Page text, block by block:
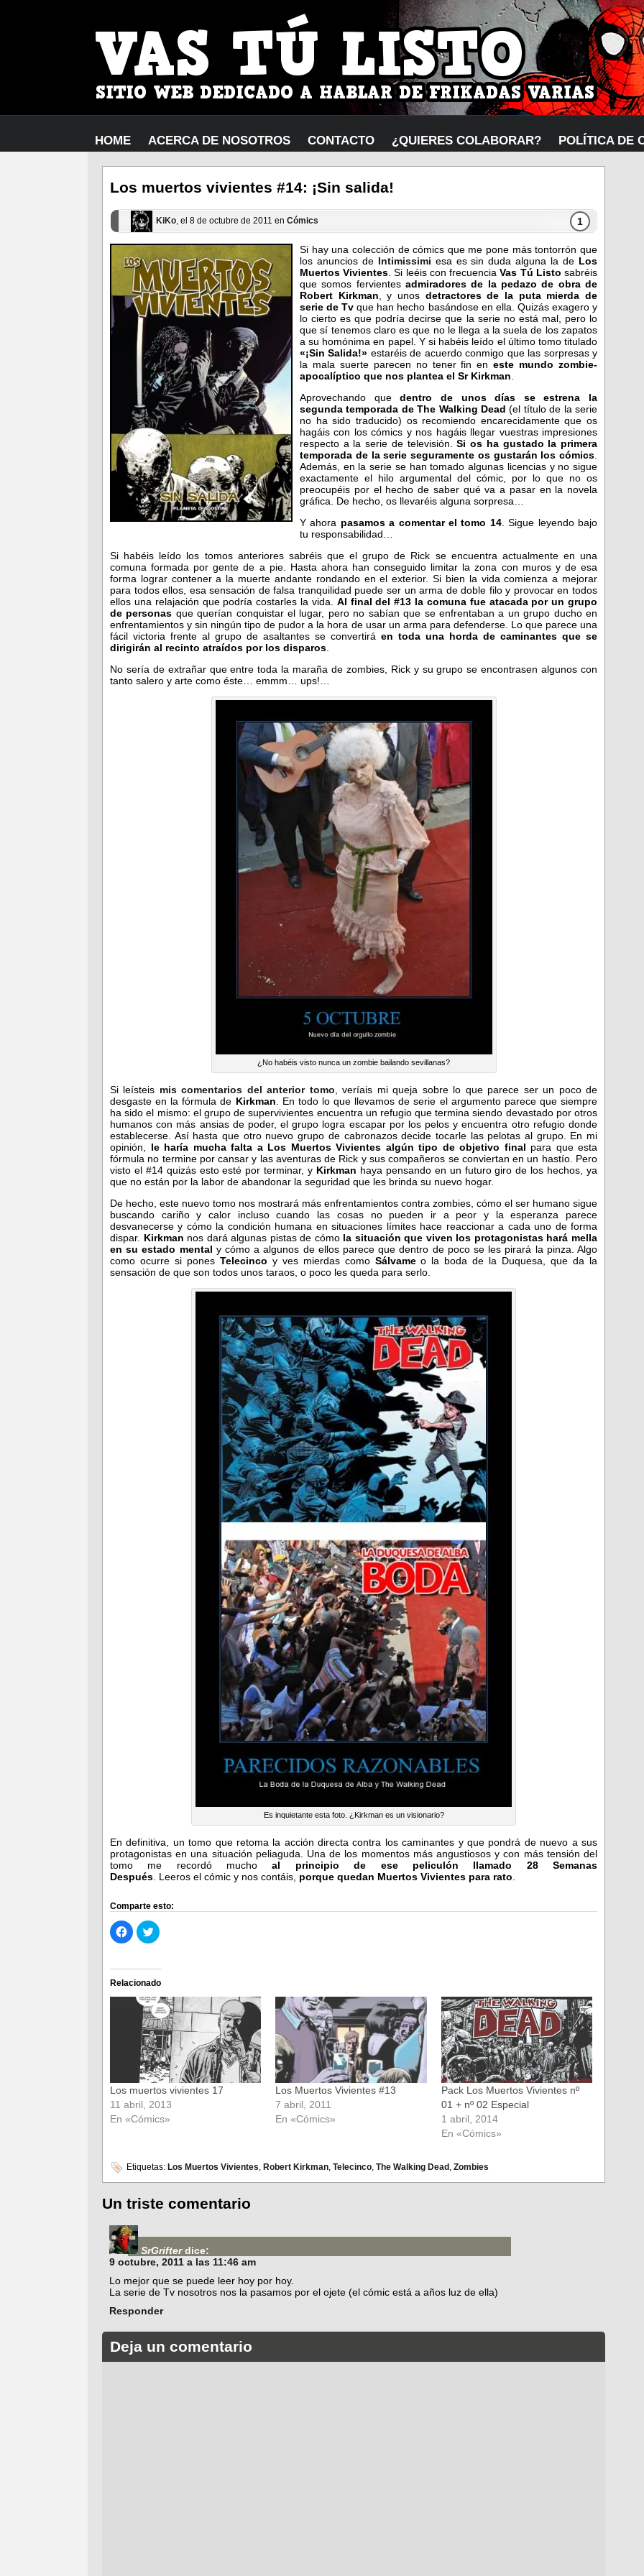
HOME ACERCA DE NOSOTROS CONTACTO ¿QUIERES COLABORAR? POLÍTICA DE
Los muertos vivientes #14: ¡Sin salida!
KiKo, el 8 de octubre de 2011 en Cómics 1
Si hay una colección de cómics que me pone más tontorrón que
los anuncios de Intimissimi esa es sin duda alguna la de Los
Muertos Vivientes . Si leéis con frecuenciaVas Tú Listo sabréis
que somos fervientes admiradores de la pedazo de obra de
Robert Kirkman , y unos detractores de la puta mierda de
serie de Tvque han hecho basándose en ella. Quizás exagero y
lo cierto es que podría decirse que la serie no está mal, pero lo
que sí tenemos claro es que no le llega a la suela de los zapatos
a su homónima en papel. Y si habéis leído el último tomo titulado
«¡Sin Salida!» estaréis de acuerdo conmigo que las sorpresas y
la mala suerte parecen no tener fin eneste mundo zombie-
apocalíptico que nos plantea el Sr Kirkman
Aprovechando quedentro de unos días se estrena la
segunda temporada de The Walking Dead (el título de la serie
no ha sido traducido) os recomiendo encarecidamente que os
hagáis con los cómics y nos hagáis llegar vuestras impresiones
respecto a la serie de televisión.Si os ha gustado la primera
temporada de la serie seguramente os gustarán los cómics
Además, en la serie se han tomado algunas licencias y no sigue
exactamente el hilo argumental del cómic, por lo que no os
preocupéis por el hecho de saber qué va a pasar en la novela
gráfica. De hecho, os llevaréis alguna sorpresa…
Y ahora pasamos a comentar el tomo 14. Sigue leyendo bajo
tu responsabilidad…
Si habéis leído los tomos anteriores sabréis que el grupo de Rick se encuentra actualmente en una
comuna formada por gente de a pie. Hasta ahora han conseguido limitar la zona con muros y de esa
forma lograr contener a la muerte andante rondando en el exterior. Si bien la vida comienza a mejorar
para todos ellos, esa sensación de falsa tranquilidad puede ser un arma de doble filo y provocar en todos
ellos una relajación que podría costarles la vida. Al final del #13 la comuna fue atacada por un grupo
de personas que querían conquistar el lugar, pero no sabían que se enfrentaban a un grupo ducho en
enfrentamientos y sin ningún tipo de pudor a la hora de usar un arma para defenderse. Lo que parece una
fácil victoria frente al grupo de asaltantes se convertirá en toda una horda de caminantes que se
dirigirán al recinto atraídos por los disparos
No sería de extrañar que entre toda la maraña de zombies, Rick y su grupo se encontrasen algunos con
tanto salero y arte como éste… emmm… ups!…
¿No habéis visto nunca un zombie bailando sevillanas?
Si leísteis mis comentarios del anterior tomo , veríais mi queja sobre lo que parece ser un poco de
desgaste en la fórmula de Kirkman . En todo lo que llevamos de serie el argumento parece que siempre
ha sido el mismo: el grupo de supervivientes encuentra un refugio que termina siendo devastado por otros
humanos con más ansias de poder, el grupo logra escapar por los pelos y encuentra otro refugio donde
establecerse. Así hasta que otro nuevo grupo de cabronazos decide tocarle las pelotas al grupo. En mi
opinión, le haría mucha falta a Los Muertos Vivientes algún tipo de objetivo final para que esta
fórmula no termine por cansar y las aventuras de Rick y sus compañeros se conviertan en un hastío. Pero
visto el #14 quizás esto esté por terminar, y Kirkman haya pensando en un futuro giro de los hechos, ya
que no están por la labor de abandonar la seguridad que les brinda su nuevo hogar.
De hecho, este nuevo tomo nos mostrará más enfrentamientos contra zombies, cómo el ser humano sigue
buscando cariño y calor incluso cuando las cosas no pueden ir a peor y la esperanza parece
desvanecerse y cómo la condición humana en situaciones límites hace reaccionar a cada uno de forma
dispar. Kirkman nos dará algunas pistas de cómo la situación que viven los protagonistas hará mella
en su estado mental y cómo a algunos de ellos parece que dentro de poco se les pirará la pinza. Algo
como ocurre si pones Telecinco y ves mierdas como Sálvameo la boda de la Duquesa, que da la
sensación de que son todos unos taraos, o poco les queda para serlo.
Es inquietante esta foto. ¿Kirkman es un visionario?
En definitiva, un tomo que retoma la acción directa contra los caminantes y que pondrá de nuevo a sus
protagonistas en una situación peliaguda. Una de los momentos más angustiosos y con más tensión del
tomo me recordó muchoal principio de ese peliculón llamado 28 Semanas
Después . Leeros el cómic y nos contáis, porque quedan Muertos Vivientes para rato
Comparte esto:
Haz
clic
para
Facebook
(Se
abre
en
una
ventana
nueva)
Haz
clic
Twitter
(Se
abre
en
una
ventana
nueva)
Relacionado
Los muertos vivientes 17
11 abril, 2013
En «Cómics»
Los Muertos Vivientes #13
7 abril, 2011
En «Cómics»
Pack Los Muertos Vivientes nº
01 + nº 02 Especial
1 abril, 2014
En «Cómics»
Etiquetas: Los Muertos Vivientes, Robert Kirkman, Telecinco, The Walking Dead , Zombies
Un triste comentario
SrGrifter dice:
9 octubre, 2011 a las 11:46 am
Lo mejor que se puede leer hoy por hoy.
La serie de Tv nosotros nos la pasamos por el ojete (el cómic está a años luz de ella)
Responder
Deja un comentario